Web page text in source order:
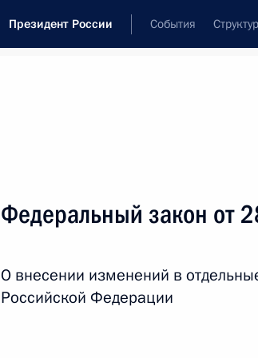
Президент России События
Текст в документе
Вид документа
Все
Федеральный закон от
О внесении изменений в
Российской Федерации